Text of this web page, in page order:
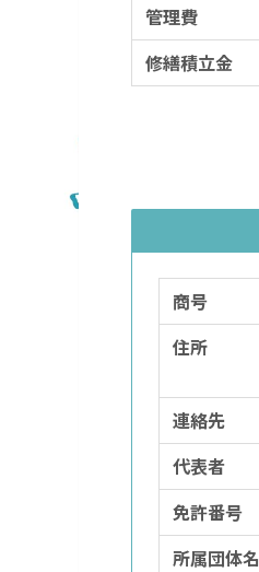
管理費
修繕積立金
商号
住所
連絡先
代表者
免許番号
所属団体名